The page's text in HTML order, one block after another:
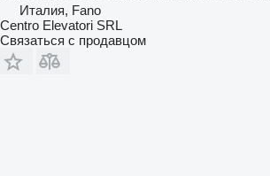
Италия, Fano
Centro Elevatori SRL
Связаться с продавцом